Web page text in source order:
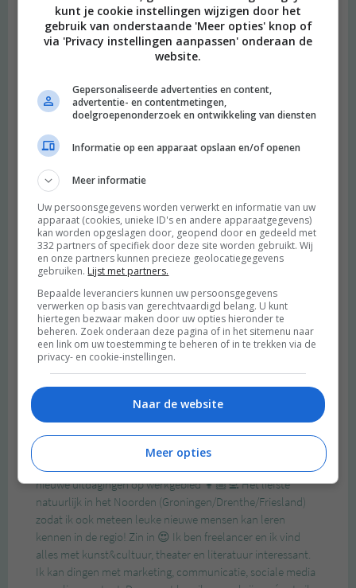
kunt je cookie instellingen wijzigen door het
gebruik van onderstaande 'Meer opties' knop of
via 'Privacy instellingen aanpassen' onderaan de
website.
Gepersonaliseerde advertenties en content,
advertentie- en contentmetingen,
doelgroepenonderzoek en ontwikkeling van diensten
Informatie op een apparaat opslaan en/of openen
Meer informatie
Uw persoonsgegevens worden verwerkt en informatie van uw
apparaat (cookies, unieke ID's en andere apparaatgegevens)
kan worden opgeslagen door, geopend door en gedeeld met
332 partners of specifiek door deze site worden gebruikt. Wij
en onze partners kunnen precieze geolocatiegegevens
gebruiken. Lijst met partners.
Bepaalde leveranciers kunnen uw persoonsgegevens
verwerken op basis van gerechtvaardigd belang. U kunt
hiertegen bezwaar maken door uw opties hieronder te
beheren. Zoek onderaan deze pagina of in het sitemenu naar
een link om uw toestemming te beheren of in te trekken via de
privacy- en cookie-instellingen.
Naar de website
Meer opties